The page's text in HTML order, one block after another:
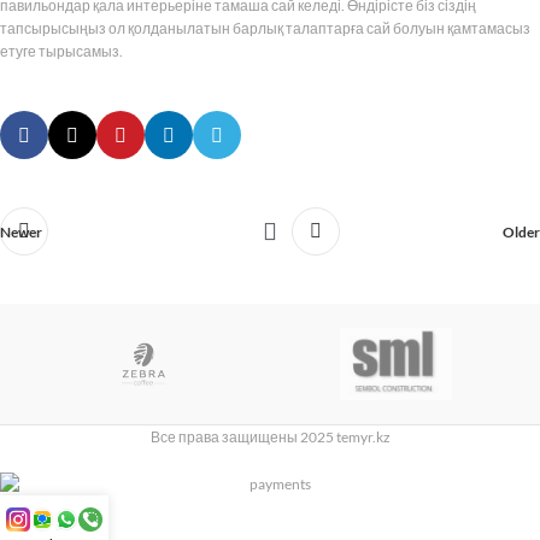
павильондар қала интерьеріне тамаша сай келеді. Өндірісте біз сіздің
тапсырысыңыз ол қолданылатын барлық талаптарға сай болуын қамтамасыз
етуге тырысамыз.
Newer Older
Все права защищены 2025 temyr.kz